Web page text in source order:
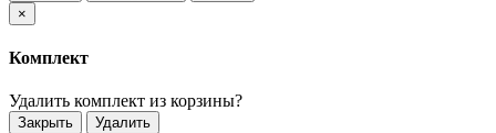
×
Комплект
Удалить комплект из корзины?
Закрыть Удалить